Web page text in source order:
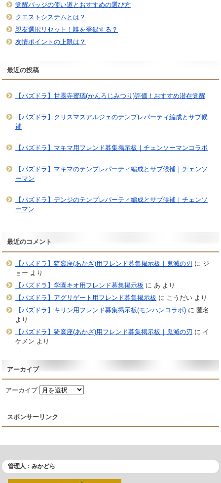
覚醒バッジの使い道とおすすめの選び方
クエストシステムとは？
親友選択リセット！誰を登録する？
友情ポイントの上限は？
最近の投稿
【パズドラ】甘露寺蜜璃(かんろじみつり)評価！おすすめ潜在覚醒
【パズドラ】クリスマスアルジェのテンプレパーティ編成とサブ候
補
【パズドラ】マキマ用フレンド募集掲示板｜チェンソーマンコラボ
【パズドラ】マキマのテンプレパーティ編成とサブ候補｜チェンソ
ーマン
【パズドラ】デンジのテンプレパーティ編成とサブ候補｜チェンソ
ーマン
最近のコメント
【パズドラ】猗窩座(あかざ)用フレンド募集掲示板｜鬼滅の刃 に ジ
ョー より
【パズドラ】学園キオ用フレンド募集掲示板 に あ より
【パズドラ】アグリゲート用フレンド募集掲示板 に こうだいより
【パズドラ】キリン用フレンド募集掲示板(モンハンコラボ)に 匿名
より
【パズドラ】猗窩座(あかざ)用フレンド募集掲示板｜鬼滅の刃 に イ
ケメン より
アーカイブ
アーカイブ
スポンサーリンク
管理人：みかどら